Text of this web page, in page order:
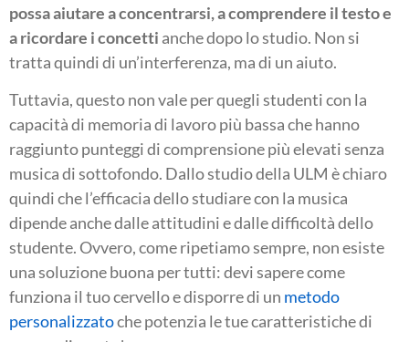
possa aiutare a concentrarsi, a comprendere il testo e
a ricordare i concetti anche dopo lo studio. Non si
tratta quindi di un’interferenza, ma di un aiuto.
Tuttavia, questo non vale per quegli studenti con la
capacità di memoria di lavoro più bassa che hanno
raggiunto punteggi di comprensione più elevati senza
musica di sottofondo. Dallo studio della ULM è chiaro
quindi che l’efficacia dello studiare con la musica
dipende anche dalle attitudini e dalle difficoltà dello
studente. Ovvero, come ripetiamo sempre, non esiste
una soluzione buona per tutti: devi sapere come
funziona il tuo cervello e disporre di un metodo
personalizzatoche potenzia le tue caratteristiche di